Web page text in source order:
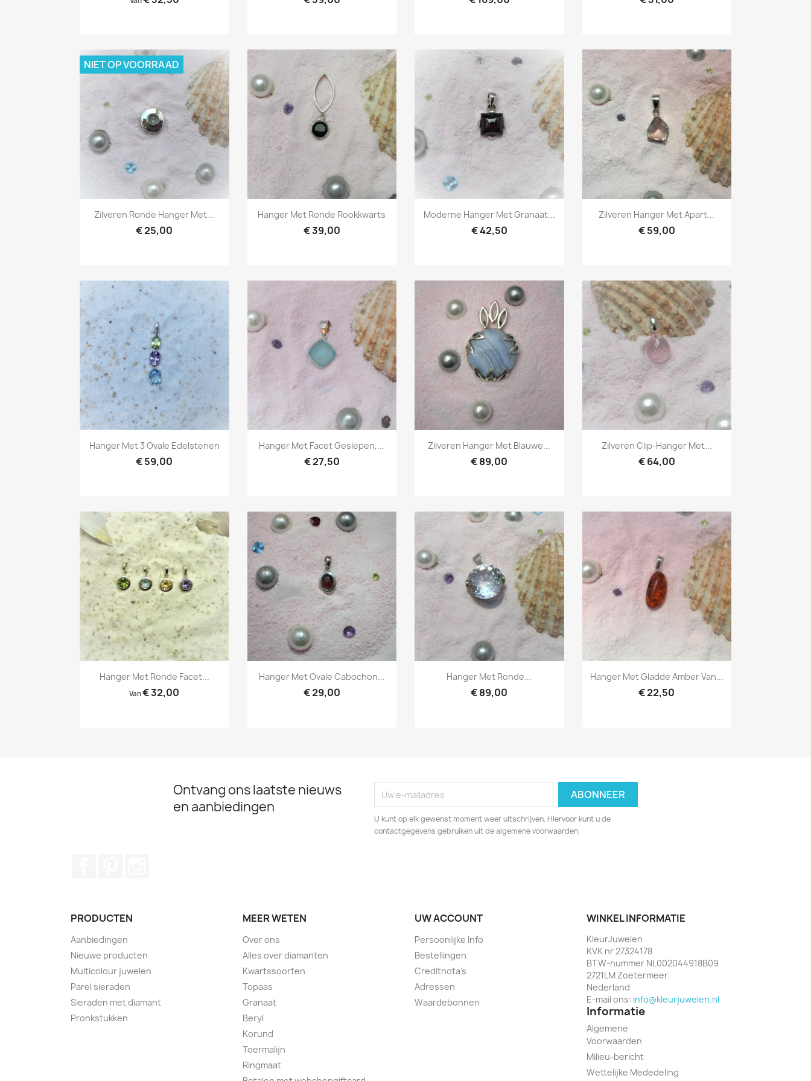
Snel bekijken
Zilveren Ronde Hanger Met...
€ 25,00
NIET OP VOORRAAD
Snel bekijken
Hanger Met Ronde Rookkwarts
€ 39,00
Snel bekijken
Moderne Hanger Met Granaat...
€ 42,50
 Snel bekijken
Zilveren Hanger Met Apart...
€ 59,00
Snel bekijken
Hanger Met 3 Ovale Edelstenen
€ 59,00
Snel bekijken
Hanger Met Facet Geslepen,...
€ 27,50
Snel bekijken
Zilveren Hanger Met Blauwe...
€ 89,00
Snel bekijken
Zilveren Clip-Hanger Met...
€ 64,00
Snel bekijken
Hanger Met Ronde Facet...
Van€ 32,00
Snel bekijken
Hanger Met Ovale Cabochon...
€ 29,00
Snel bekijken
Hanger Met Ronde...
€ 89,00
Snel bekijken
Hanger Met Gladde Amber Van...
€ 22,50
Ontvang ons laatste nieuws
en aanbiedingen
U kunt op elk gewenst moment weer uitschrijven. Hiervoor kunt u de
contactgegevens gebruiken uit de algemene voorwaarden.
PRODUCTEN
Aanbiedingen
Nieuwe producten
Multicolour juwelen
Parel sieraden
Sieraden met diamant
Pronkstukken
MEER WETEN
Over ons
Alles over diamanten
Kwartssoorten
Topaas
Granaat
Beryl
Korund
Toermalijn
Ringmaat
UW ACCOUNT
Persoonlijke Info
Bestellingen
Creditnota's
Adressen
Waardebonnen
WINKEL INFORMATIE
KleurJuwelen
KVK nr 27324178
BTW-nummer NL002044918B09
2721LM Zoetermeer
Nederland
E-mail ons: info@kleurjuwelen.nl
Informatie
Algemene
Voorwaarden
Milieu-bericht
Wettelijke Mededeling